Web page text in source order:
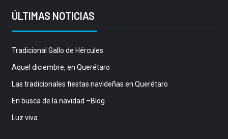
ÚLTIMAS NOTICIAS
Tradicional Gallo de Hércules
Aquel diciembre, en Querétaro
Las tradicionales fiestas navideñas en Querétaro
En busca de la navidad –Blog
Luz viva